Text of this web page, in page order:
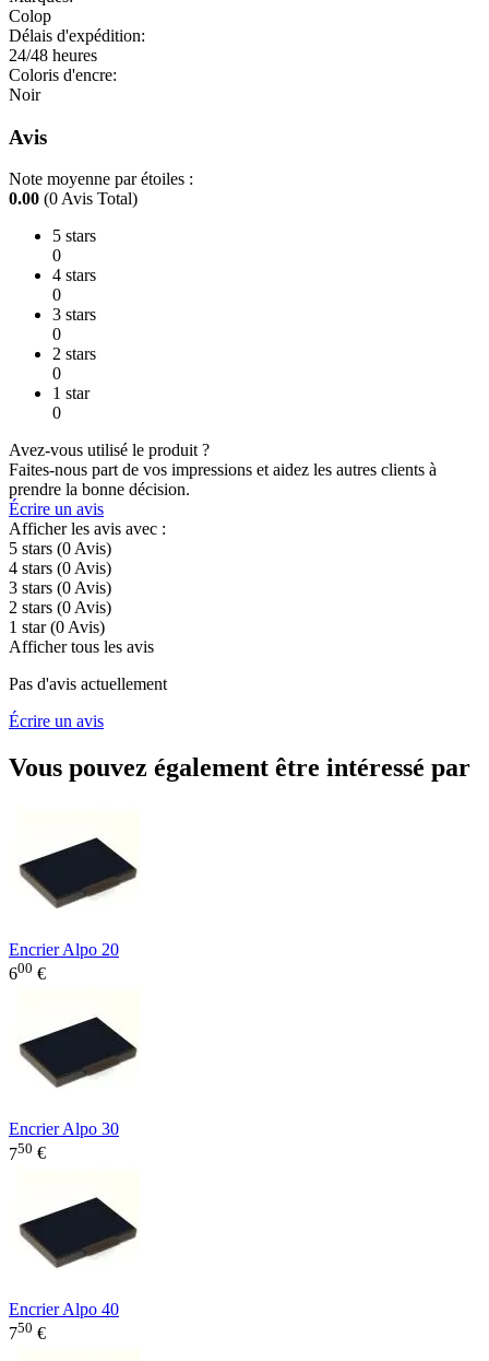
Colop
Délais d'expédition:
24/48 heures
Coloris d'encre:
Noir
Avis
Note moyenne par étoiles :
0.00 (0 Avis Total)
5 stars
0
4 stars
0
3 stars
0
2 stars
0
1 star
0
Avez-vous utilisé le produit ?
Faites-nous part de vos impressions et aidez les autres clients à
prendre la bonne décision.
Écrire un avis
Afficher les avis avec :
5 stars (0 Avis)
4 stars (0 Avis)
3 stars (0 Avis)
2 stars (0 Avis)
1 star (0 Avis)
Afficher tous les avis
Pas d'avis actuellement
Écrire un avis
Vous pouvez également être intéressé par
Encrier Alpo 20
600 €
Encrier Alpo 30
750 €
Encrier Alpo 40
750 €